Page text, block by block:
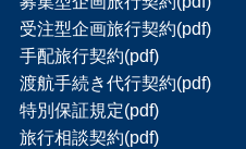
受注型企画旅行契約(pdf)
手配旅行契約(pdf)
渡航手続き代行契約(pdf)
特別保証規定(pdf)
旅行相談契約(pdf)